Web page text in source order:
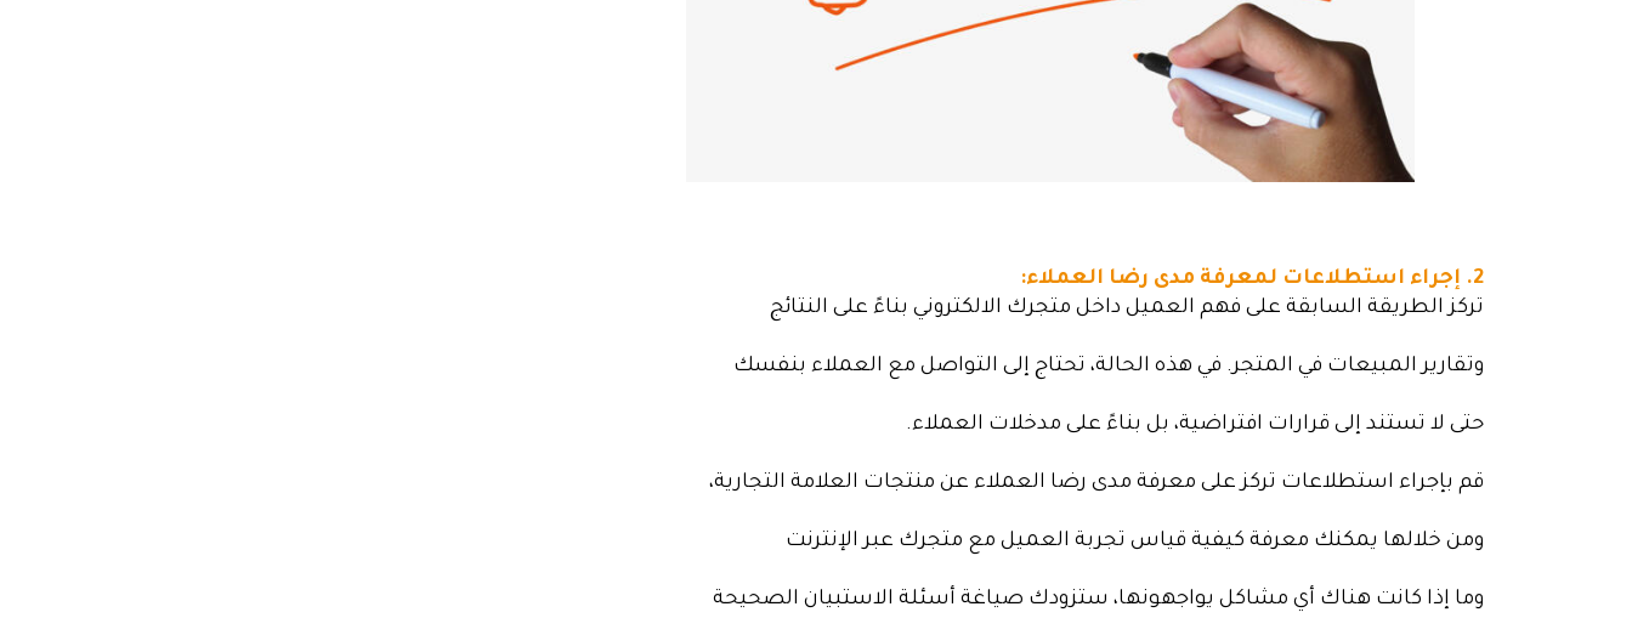
2. إجراء استطلاعات لمعرفة مدى رضا العملاء:
تركز الطريقة السابقة على فهم العميل داخل متجرك الالكتروني بناءً على النتائج
وتقارير المبيعات في المتجر. في هذه الحالة، تحتاج إلى التواصل مع العملاء بنفسك
حتى لا تستند إلى قرارات افتراضية، بل بناءً على مدخلات العملاء.
قم بإجراء استطلاعات تركز على معرفة مدى رضا العملاء عن منتجات العلامة التجارية،
ومن خلالها يمكنك معرفة كيفية قياس تجربة العميل مع متجرك عبر الإنترنت
وما إذا كانت هناك أي مشاكل يواجهونها، ستزودك صياغة أسئلة الاستبيان الصحيحة